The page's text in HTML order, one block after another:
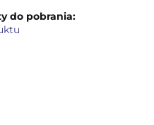
do pobrania: